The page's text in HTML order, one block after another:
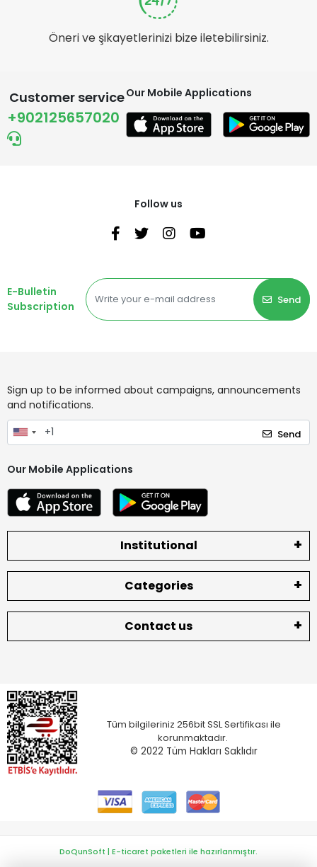
Öneri ve şikayetlerinizi bize iletebilirsiniz.
Customer service
+902125657020
Our Mobile Applications
Follow us
E-Bulletin
Subscription
Send
Sign up to be informed about campaigns, announcements
and notifications.
Send
Our Mobile Applications
Institutional
Categories
Contact us
Tüm bilgileriniz 256bit SSL Sertifikası ile
korunmaktadır.
© 2022 Tüm Hakları Saklıdır
DoQunSoft | E-ticaret paketleri ile hazırlanmıştır.